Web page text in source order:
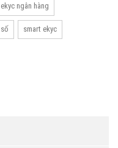
ekyc ngân hàng
smart ekyc